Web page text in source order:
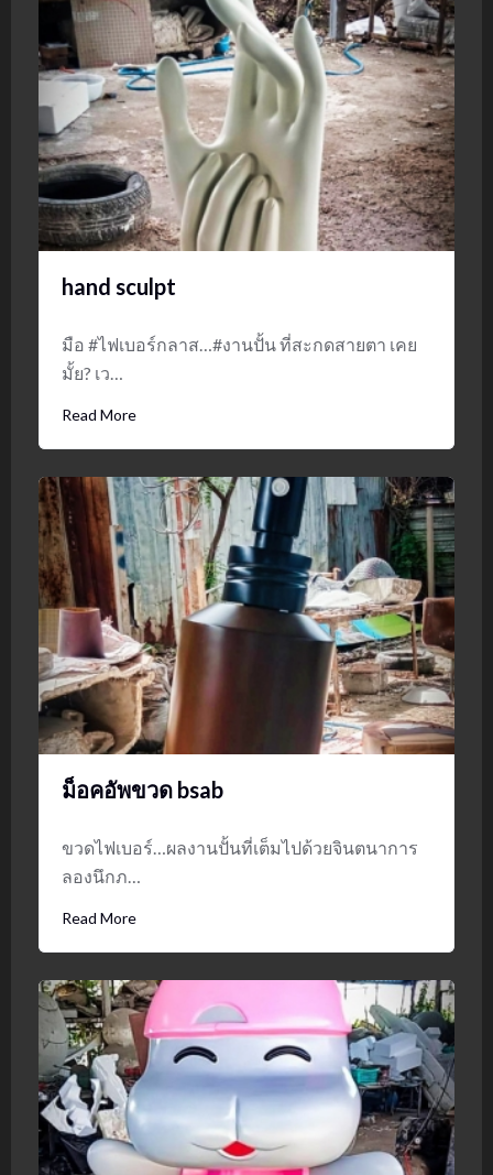
hand sculpt
มือ #ไฟเบอร์กลาส…#งานปั้น ที่สะกดสายตา เคย
มั้ย? เว…
Read More
ม็อคอัพขวด bsab
ขวดไฟเบอร์…ผลงานปั้นที่เต็มไปด้วยจินตนาการ
ลองนึกภ…
Read More